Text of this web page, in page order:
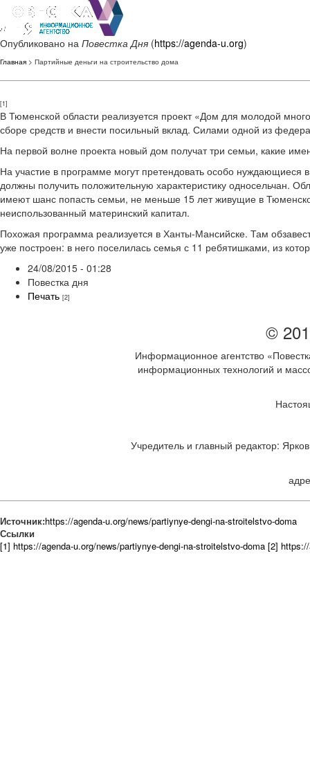
Опубликовано на Повестка Дня (https://agenda-u.org)
Главная > Партийные деньги на строительство дома
[1]
В Тюменской области реализуется проект «Дом для молодой
сборе средств и внести посильный вклад. Силами одной из
На первой волне проекта новый дом получат три семьи, какие
На участие в программе могут претендовать особо
должны получить положительную характеристику односельчан.
имеют шанс попасть семьи, не меньше 15 лет живущие в
неиспользованный материнский капитал.
Похожая программа реализуется в Ханты-Мансийске. Там
уже построен: в него поселилась семья с 11 ребятишками, из
24/08/2015 - 01:28
Повестка дня
Печать [2]
©
Информационное агентство
информационных технологий и
Учредитель и главный редактор:
Источник:https://agenda-u.org/news/partiynye-dengi-na-stroitelstvo-doma
Ссылки
[1] https://agenda-u.org/news/partiynye-dengi-na-stroitelstvo-doma [2]